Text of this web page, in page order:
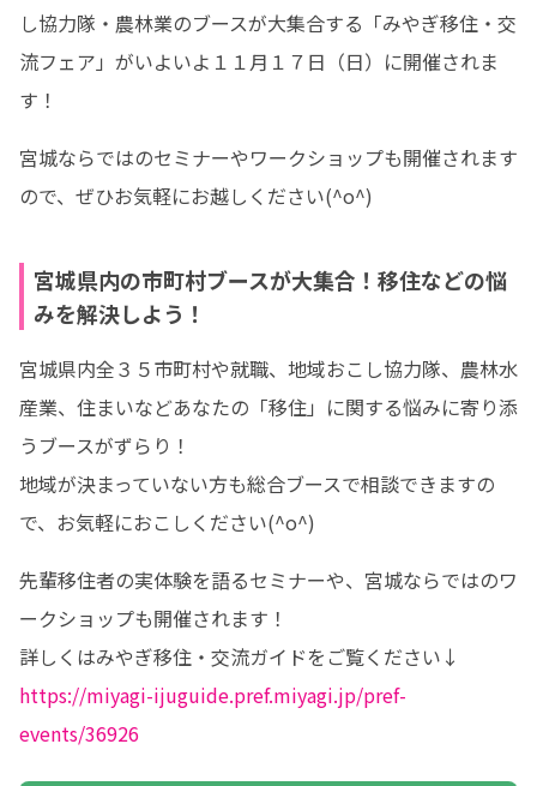
し協力隊・農林業のブースが大集合する「みやぎ移住・交
流フェア」がいよいよ１１月１７日（日）に開催されま
す！
宮城ならではのセミナーやワークショップも開催されます
ので、ぜひお気軽にお越しください(^o^)
宮城県内の市町村ブースが大集合！移住などの悩
みを解決しよう！
宮城県内全３５市町村や就職、地域おこし協力隊、農林水
産業、住まいなどあなたの「移住」に関する悩みに寄り添
うブースがずらり！
地域が決まっていない方も総合ブースで相談できますの
で、お気軽におこしください(^o^)
先輩移住者の実体験を語るセミナーや、宮城ならではのワ
ークショップも開催されます！
https://miyagi-ijuguide.pref.miyagi.jp/pref-
events/36926